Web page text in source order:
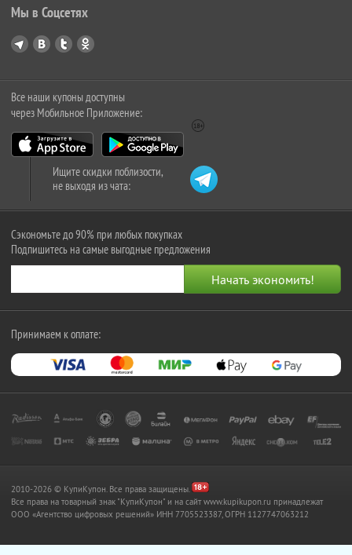
Мы в Соцсетях
Все наши купоны доступны
через Мобильное Приложение:
Ищите скидки поблизости,
не выходя из чата:
Сэкономьте до 90% при любых покупках
Подпишитесь на самые выгодные предложения
Принимаем к оплате:
2010-2026 © КупиКупон. Все права защищены.
Все права на товарный знак "КупиКупон" и на сайт www.kupikupon.ru принадлежат
OOO «Агентство цифровых решений» ИНН 7705523387, ОГРН 1127747063212